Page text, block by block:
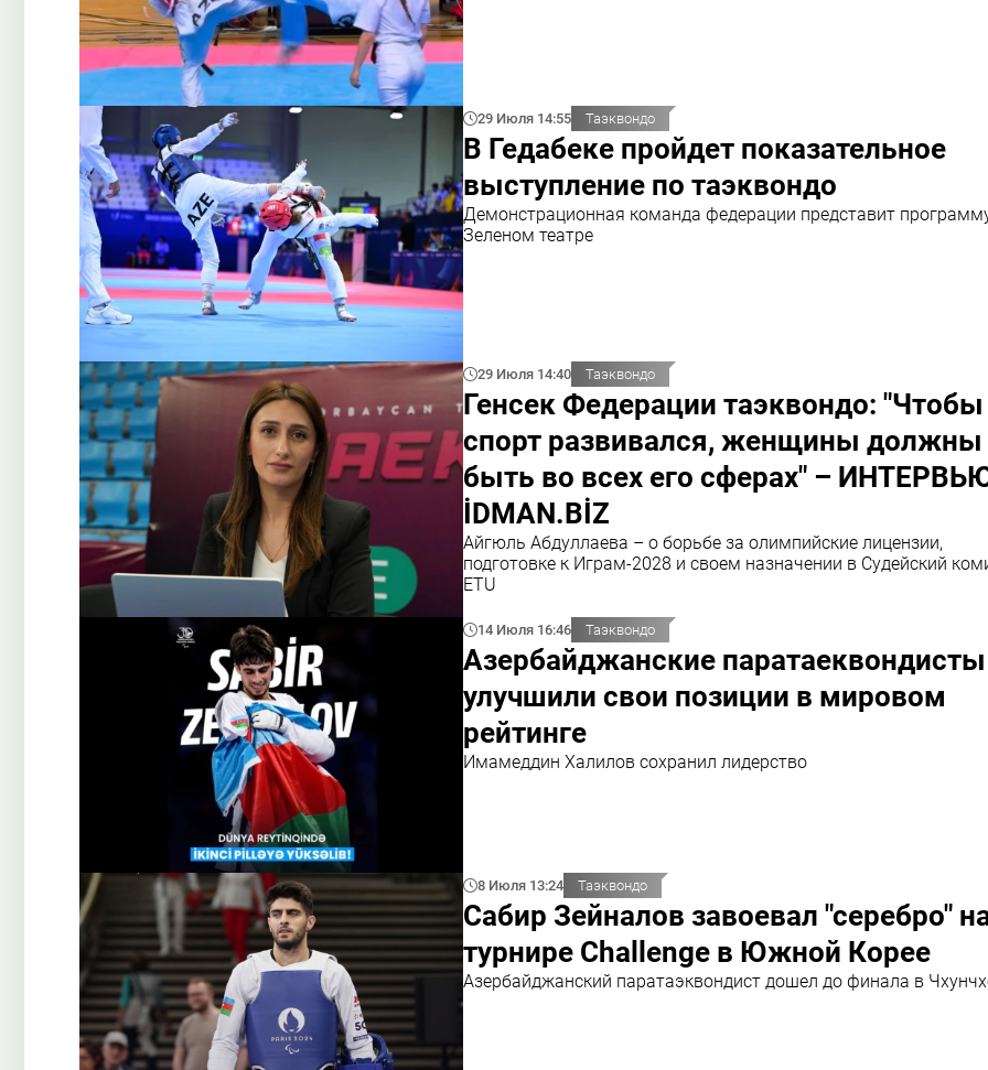
29 Июля 14:55 Таэквондо
В Гедабеке пройдет показательное
выступление по таэквондо
Демонстрационная команда федерации представит
Зеленом театре
29 Июля 14:40 Таэквондо
Генсек Федерации таэквондо: "Чтобы
спорт развивался, женщины должны
быть во всех его сферах" –
İDMAN.BİZ
Айгюль Абдуллаева – о борьбе за олимпийские лицензии,
подготовке к Играм-2028 и своем назначении в Судейский
ETU
14 Июля 16:46 Таэквондо
Азербайджанские паратаеквондисты
улучшили свои позиции в мировом
рейтинге
Имамеддин Халилов сохранил лидерство
8 Июля 13:24 Таэквондо
Сабир Зейналов завоевал "серебро"
турнире Challenge в Южной Корее
Азербайджанский паратаэквондист дошел до финала в